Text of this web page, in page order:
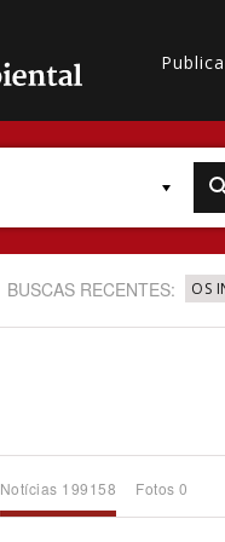
BUSCAS RECENTES: OS
Notícias 199158 Fotos 0